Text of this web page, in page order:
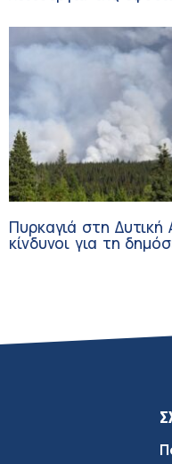
διάρκεια του
Πυρκαγιά στη Δυτική
κίνδυνοι για τη